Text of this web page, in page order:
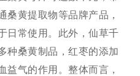
桑黄提取物等品牌产品，
日常使用。此外，仙草千
种桑黄制品，红枣的添加
益气的作用。整体而言，